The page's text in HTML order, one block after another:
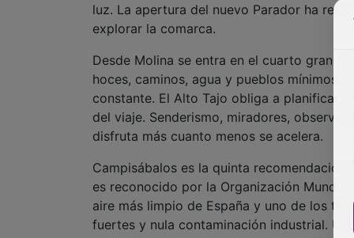
luz. La apertura del nuevo Parador ha
explorar la comarca.
Desde Molina se entra en el cuarto gran
hoces, caminos, agua y pueblos mínimos
constante. El Alto Tajo obliga a planificar,
del viaje. Senderismo, miradores,
disfruta más cuanto menos se acelera.
Campisábalos es la quinta
es reconocido por la Organización
aire más limpio de España y uno de los
fuertes y nula contaminación industrial.